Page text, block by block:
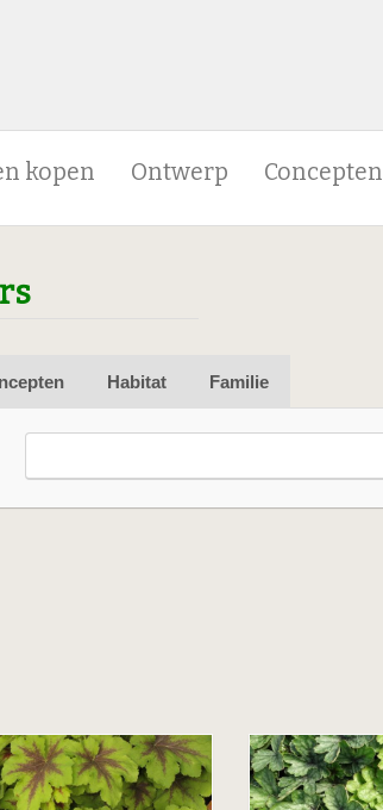
kopen Ontwerp Concepten
Habitat Familie